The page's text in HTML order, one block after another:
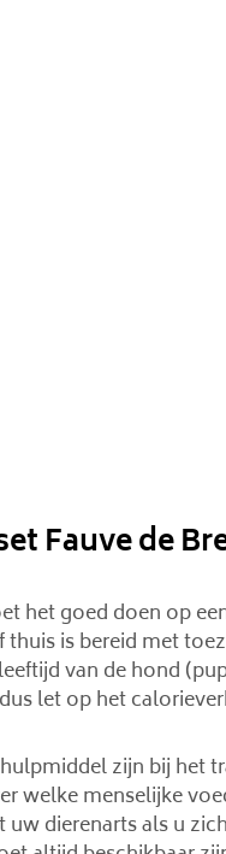
Fauve de
het goed doen op
is bereid met
van de hond
let op het
zijn bij het
welke menselijke
dierenarts als u